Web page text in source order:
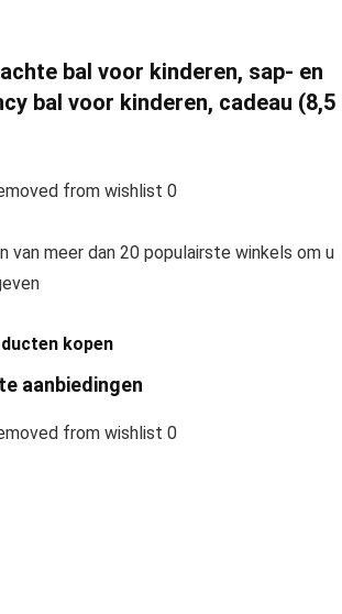
bal voor kinderen, sap- en
bal voor kinderen, cadeau (8,5
from wishlist 0
van meer dan 20 populairste winkels om u
kopen
aanbiedingen
from wishlist 0